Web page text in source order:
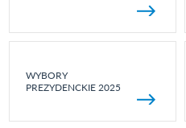
WYBORY
PREZYDENCKIE 2025